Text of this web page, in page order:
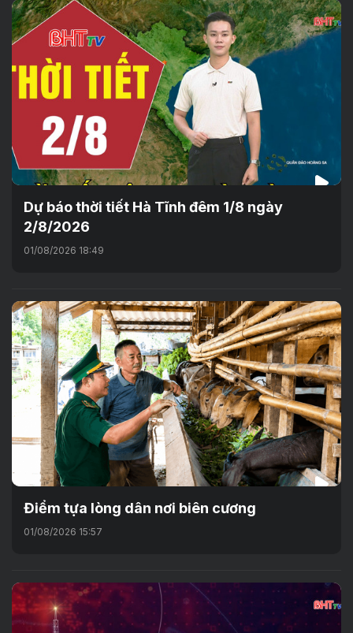
Dự báo thời tiết Hà Tĩnh đêm 1/8 ngày
2/8/2026
01/08/2026 18:49
Điểm tựa lòng dân nơi biên cương
01/08/2026 15:57